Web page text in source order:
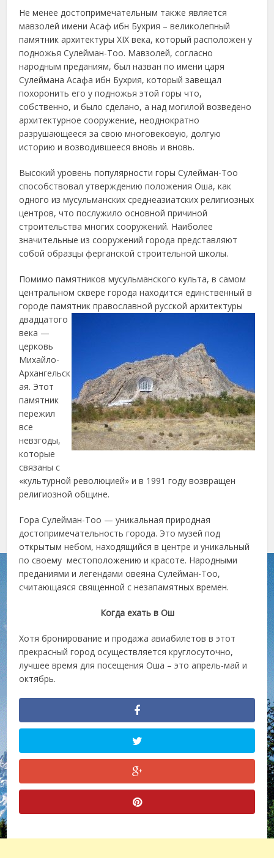
Не менее достопримечательным также является
мавзолей имени Асаф ибн Бухрия – великолепный
памятник архитектуры XIX века, который расположен у
подножья Сулейман-Тоо. Мавзолей, согласно
народным преданиям, был назван по имени царя
Сулеймана Асафа ибн Бухрия, который завещал
похоронить его у подножья этой горы что,
собственно, и было сделано, а над могилой возведено
архитектурное сооружение, неоднократно
разрушающееся за свою многовековую, долгую
историю и возводившееся вновь и вновь.
Высокий уровень популярности горы Сулейман-Тоо
способствовал утверждению положения Оша, как
одного из мусульманских среднеазиатских религиозных
центров, что послужило основной причиной
строительства многих сооружений. Наиболее
значительные из сооружений города представляют
собой образцы ферганской строительной школы.
Помимо памятников мусульманского культа, в самом
центральном сквере города находится единственный в
городе памятникправославной русской архитектуры
двадцатого
века —
церковь
Михайло-
Архангельск
ая. Этот
памятник
пережил
все
невзгоды,
которые
связаны с
«культурной революцией» и в 1991 году возвращен
религиозной общине.
Гора Сулейман-Тоо — уникальная природная
достопримечательность города. Это музей под
открытым небом, находящийся в центре и уникальный
по своему местоположению и красоте. Народными
преданиями и легендами овеяна Сулейман-Тоо,
считающаяся священной с незапамятных времен.
Когда ехать в Ош
Хотя бронирование и продажа авиабилетов в этот
прекрасный город осуществляется круглосуточно,
лучшее время для посещения Оша – это апрель-май и
октябрь.